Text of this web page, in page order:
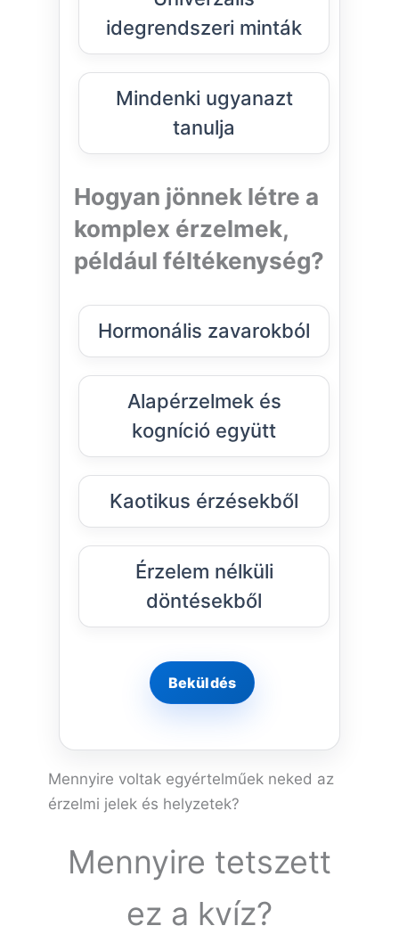
idegrendszeri minták
Mindenki ugyanazt
tanulja
Hogyan jönnek létre a
komplex érzelmek,
például féltékenység?
Hormonális zavarokból
Alapérzelmek és
kogníció együtt
Kaotikus érzésekből
Érzelem nélküli
döntésekből
Mennyire voltak egyértelműek neked az
érzelmi jelek és helyzetek?
Mennyire tetszett
ez a kvíz?